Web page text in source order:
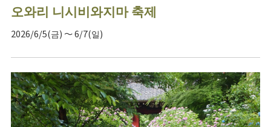
오와리 니시비와지마 축제
2026/6/5(금) ～ 6/7(일)